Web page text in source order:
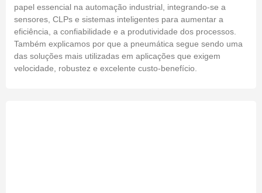
papel essencial na automação industrial, integrando-se a
sensores, CLPs e sistemas inteligentes para aumentar a
eficiência, a confiabilidade e a produtividade dos processos.
Também explicamos por que a pneumática segue sendo uma
das soluções mais utilizadas em aplicações que exigem
velocidade, robustez e excelente custo-benefício.